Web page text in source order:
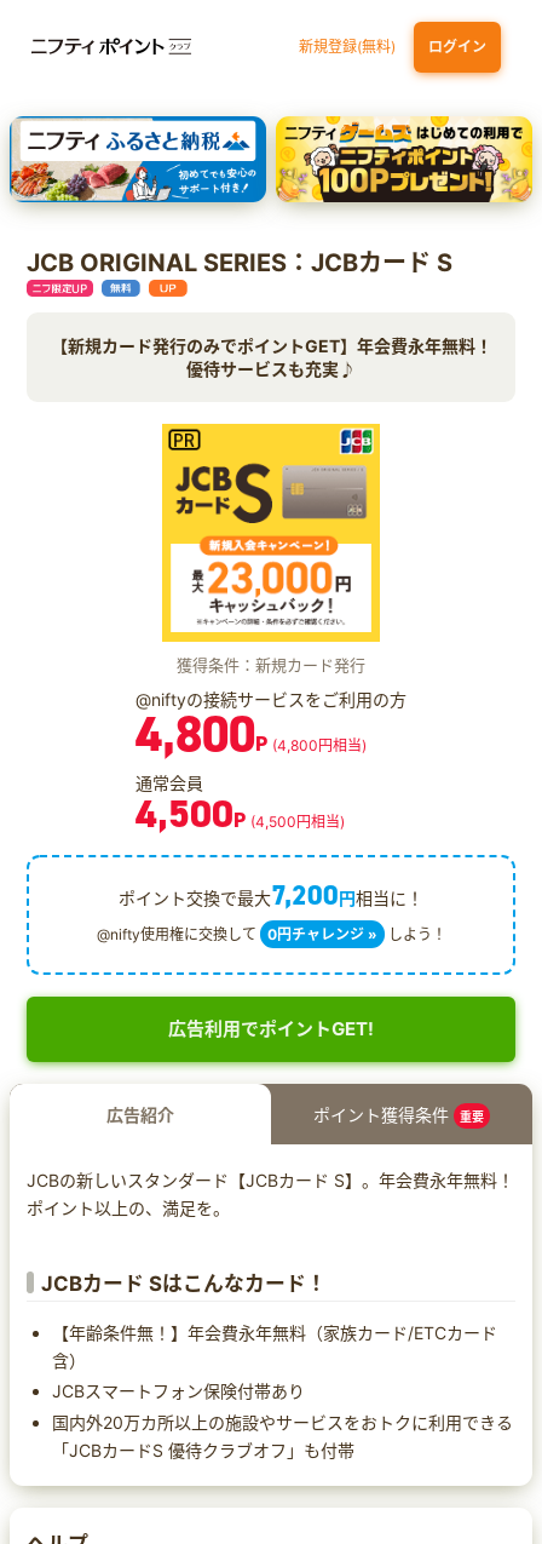
新規登録(無料) ログイン
dカード GOLD 三井住友カード ゴールド（NL）（家族カード発行）
【実質初月無料】DMM | Disney+(ディズニープラス) セットプラン
SBI証券 確定拠出年金（iDeCo）
JCB ORIGINAL SERIES：JCBカード S
【新規カード発行のみでポイントGET】年会費永年無料！
優待サービスも充実♪
獲得条件：新規カード発行
@niftyの接続サービスをご利用の方
4,800P (4,800円相当)
通常会員
4,500P (4,500円相当)
ポイント交換で最大7,200円相当に！
@nifty使用権に交換して 0円チャレンジ » しよう！
広告利用でポイントGET!
広告紹介 ポイント獲得条件 重要
JCBの新しいスタンダード【JCBカード S】。年会費永年無料！
ポイント以上の、満足を。
JCBカード Sはこんなカード！
【年齢条件無！】年会費永年無料（家族カード/ETCカード
含）
JCBスマートフォン保険付帯あり
国内外20万カ所以上の施設やサービスをおトクに利用できる
「JCBカードS 優待クラブオフ」も付帯